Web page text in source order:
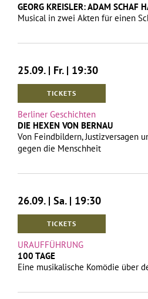
GEORG KREISLER: ADAM SCHAF
Musical in zwei Akten für einen
25.09. | Fr. | 19:30
TICKETS
Berliner Geschichten
DIE HEXEN VON BERNAU
Von Feindbildern, Justizversagen
gegen die Menschheit
26.09. | Sa. | 19:30
TICKETS
URAUFFÜHRUNG
100 TAGE
Eine musikalische Komödie über